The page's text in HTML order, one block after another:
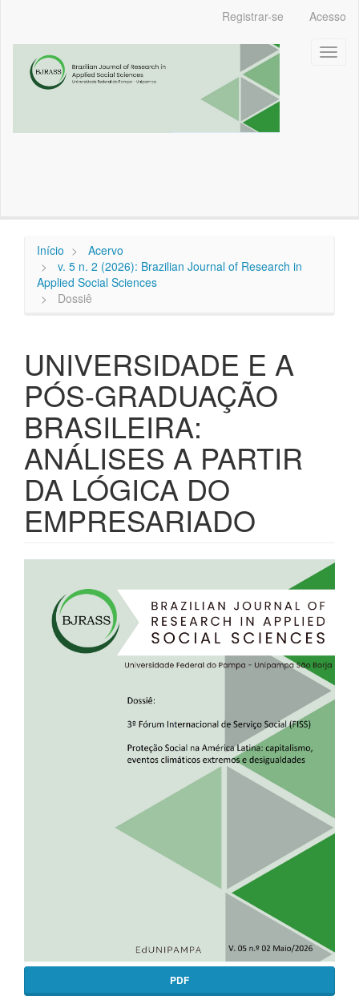
principal
Barra
Lateral
Registrar-se Acesso
Início
Acervo
v. 5 n. 2 (2026): Brazilian Journal of Research in
Applied Social Sciences
Dossiê
UNIVERSIDADE E A
PÓS-GRADUAÇÃO
BRASILEIRA:
ANÁLISES A PARTIR
DA LÓGICA DO
EMPRESARIADO
lateral
artigos
PDF